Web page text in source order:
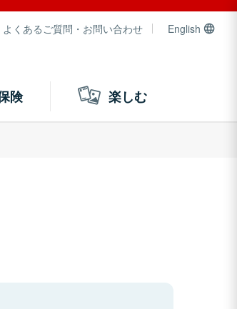
よくあるご質問・お問い合わせ English
険 楽しむ